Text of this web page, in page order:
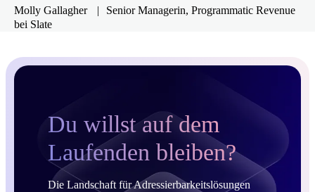
Molly Gallagher |
Senior Managerin, Programmatic Revenue
bei Slate
Du willst auf dem
Laufenden bleiben?
Die Landschaft für Adressierbarkeitslösungen